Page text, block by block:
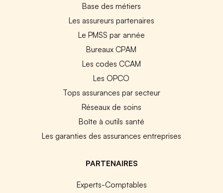
Base des métiers
Les assureurs partenaires
Le PMSS par année
Bureaux CPAM
Les codes CCAM
Les OPCO
Tops assurances par secteur
Réseaux de soins
Boîte à outils santé
Les garanties des assurances entreprises
PARTENAIRES
Experts-Comptables